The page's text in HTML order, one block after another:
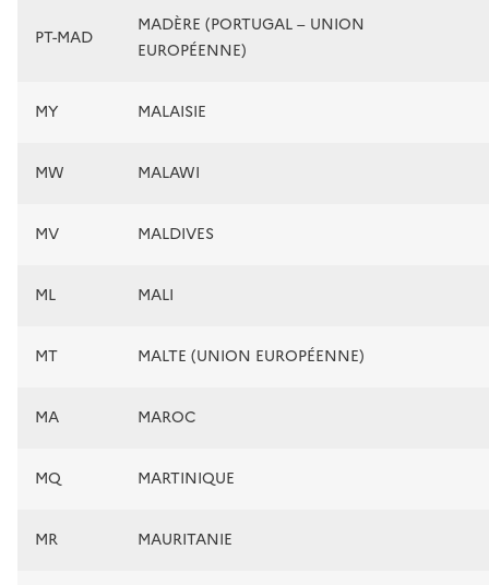
PT-MAD
MADÈRE (PORTUGAL – UNION
EUROPÉENNE)
MY MALAISIE
MW MALAWI
MV MALDIVES
ML MALI
MT MALTE (UNION EUROPÉENNE)
MA MAROC
MQ MARTINIQUE
MR MAURITANIE